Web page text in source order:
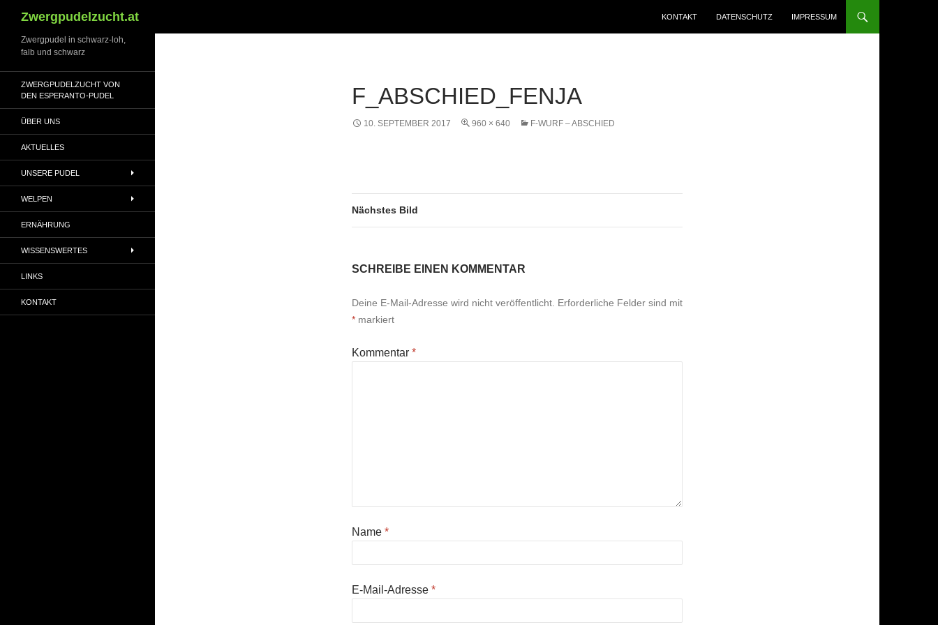
Zwergpudelzucht.at
KONTAKT
DATENSCHUTZ IMPRESSUM
F_ABSCHIED_FENJA
10. SEPTEMBER 2017 960 × 640 F-WURF – ABSCHIED
Nächstes Bild
SCHREIBE EINEN KOMMENTAR
Deine E-Mail-Adresse wird nicht veröffentlicht. Erforderliche Felder sind mit
* markiert
Kommentar *
Name *
E-Mail-Adresse *
Zwergpudel in schwarz-loh,
falb und schwarz
ZWERGPUDELZUCHT VON
DEN ESPERANTO-PUDEL
ÜBER UNS
AKTUELLES
UNSERE PUDEL
WELPEN
ERNÄHRUNG
WISSENSWERTES
LINKS
KONTAKT